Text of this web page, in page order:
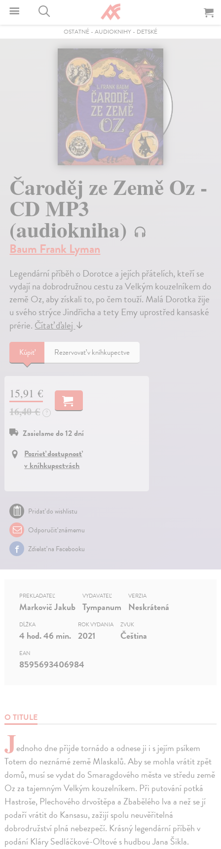
OSTATNÉ - AUDIOKNIHY - DETSKÉ
Čaroděj ze Země Oz -
CD MP3
(audiokniha)
Baum Frank Lyman
Legendární příběh o Dorotce a jejích přátelích, kteří se
vydají na dobrodružnou cestu za Velkým kouzelníkem do
země Oz, aby získali to, po čem touží. Malá Dorotka žije
u svého strýce Jindřicha a tety Emy uprostřed kansaské
prérie.Čítať ďalej↓
Kúpiť Rezervovať v kníhkupectve
15,91 €
16,40 €
?
Zasielame do 12 dní
Pozrieť dostupnosť
v kníhkupectvách
Pridať do wishlistu
Odporučiť známemu
Zdielať na Facebooku
O TITULE
Jednoho dne přijde tornádo a odnese ji i s jejím psíkem
Totem do neznámé země Mlaskalů. Aby se mohla vrátit zpět
domů, musí se vydat do Smaragdového města ve středu země
Oz za tajemným Velkým kouzelníkem. Při putování potká
Hastroše, Plechového drvoštěpa a Zbabělého lva a než se jí
podaří vrátit do Kansasu, zažijí spolu neuvěřitelná
dobrodružství plná nebezpečí. Krásný legendární příběh v
podání Kláry Sedláčkové-Oltové s hudbou Jana Šikla.
PREKLADATEĽ
Markovič Jakub
VYDAVATEĽ
Tympanum
VERZIA
Neskrátená
DĹŽKA
4 hod. 46 min.
ROK VYDANIA
2021
ZVUK
Čeština
EAN
8595693406984